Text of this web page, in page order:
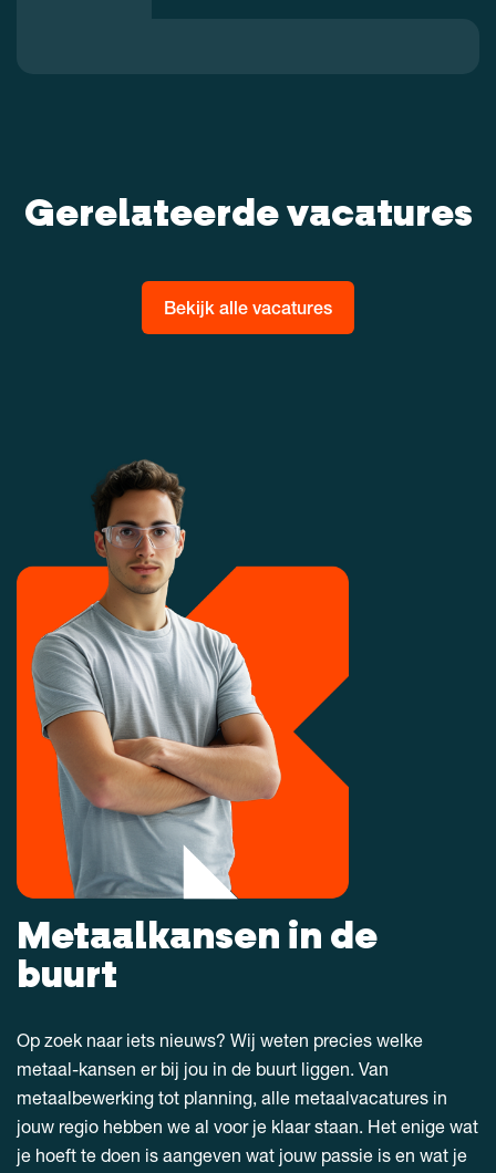
Gerelateerde vacatures
Bekijk alle vacatures
Metaalkansen in de
buurt
Op zoek naar iets nieuws? Wij weten precies welke
metaal-kansen er bij jou in de buurt liggen. Van
metaalbewerking tot planning, alle metaalvacatures in
jouw regio hebben we al voor je klaar staan. Het enige wat
je hoeft te doen is aangeven wat jouw passie is en wat je